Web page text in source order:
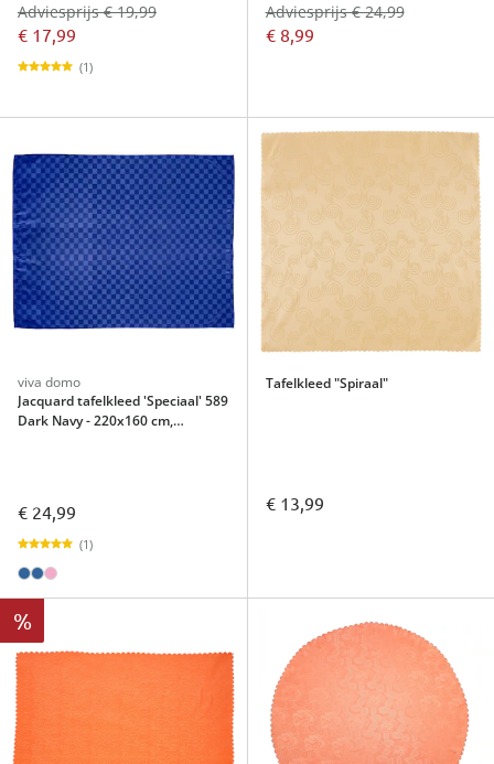
€ 17,99
Adviesprijs € 19,99
(1)
€ 8,99
Adviesprijs € 24,99
viva domo
Jacquard tafelkleed 'Speciaal' 589
Dark Navy - 220x160 cm,
€ 24,99
(1)
Tafelkleed "Spiraal"
€ 13,99
%